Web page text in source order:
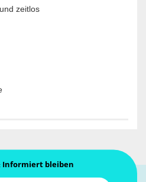
zeitlos
Informiert bleiben